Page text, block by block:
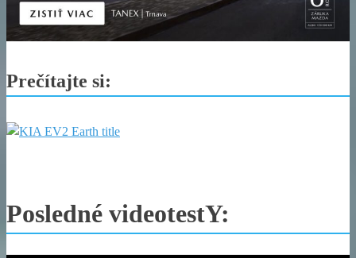
Prečítajte si:
Posledné videotestY: